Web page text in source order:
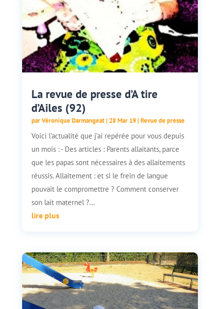
La revue de presse d’A tire
d’Ailes (92)
parVéronique Darmangeat|28 Mar 19|Revue de presse
Voici l’actualité que j’ai repérée pour vous depuis
un mois : - Des articles : Parents allaitants, parce
que les papas sont nécessaires à des allaitements
réussis. Allaitement : et si le frein de langue
pouvait le compromettre ? Comment conserver
son lait maternel ?...
lire plus